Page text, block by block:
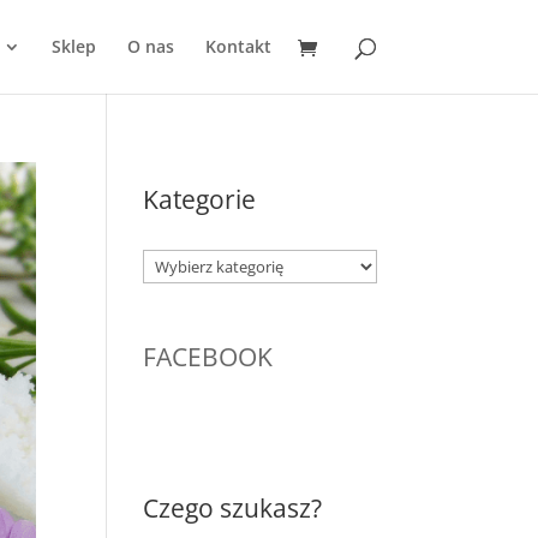
Sklep O nas Kontakt
Kategorie
Kategorie
FACEBOOK
Czego szukasz?